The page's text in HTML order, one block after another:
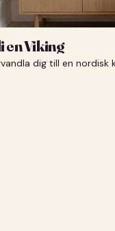
en Viking